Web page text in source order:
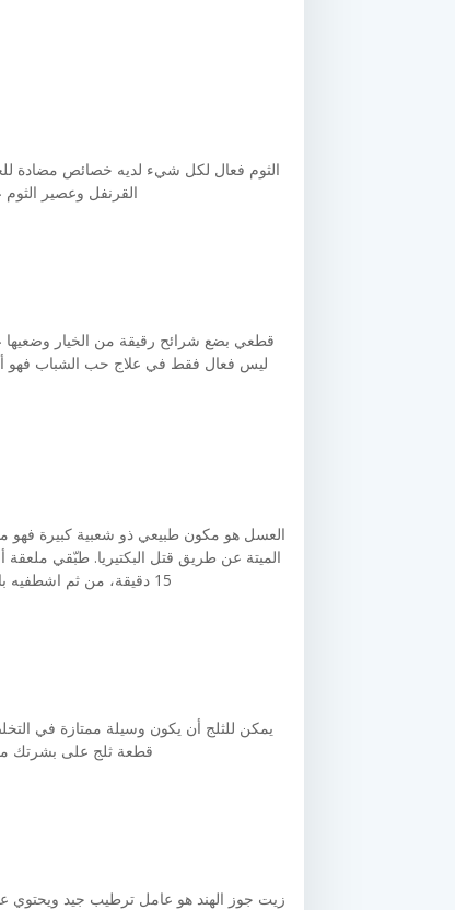
الثوم فعال لكل شيء لديه خصائص مضادة
القرنفل وعصير الثوم
قطعي بضع شرائح رقيقة من الخيار وضعيها
العسل هو مكون طبيعي ذو شعبية كبيرة فهو
15 دقيقة، من ثم اشطفيه بالماء دافئ. كرّري العملية بانتظام حتى تظهر النتائج.
يمكن للثلج أن يكون وسيلة ممتازة في
قطعة ثلج على بشرتك